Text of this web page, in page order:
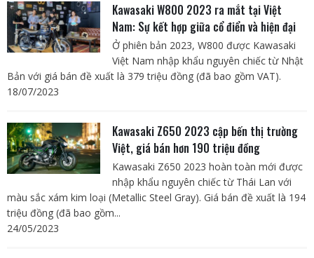
Kawasaki W800 2023 ra mắt tại Việt
Nam: Sự kết hợp giữa cổ điển và hiện đại
Ở phiên bản 2023, W800 được Kawasaki
Việt Nam nhập khẩu nguyên chiếc từ Nhật
Bản với giá bán đề xuất là 379 triệu đồng (đã bao gồm VAT).
18/07/2023
Kawasaki Z650 2023 cập bến thị trường
Việt, giá bán hơn 190 triệu đồng
Kawasaki Z650 2023 hoàn toàn mới được
nhập khẩu nguyên chiếc từ Thái Lan với
màu sắc xám kim loại (Metallic Steel Gray). Giá bán đề xuất là 194
triệu đồng (đã bao gồm...
24/05/2023